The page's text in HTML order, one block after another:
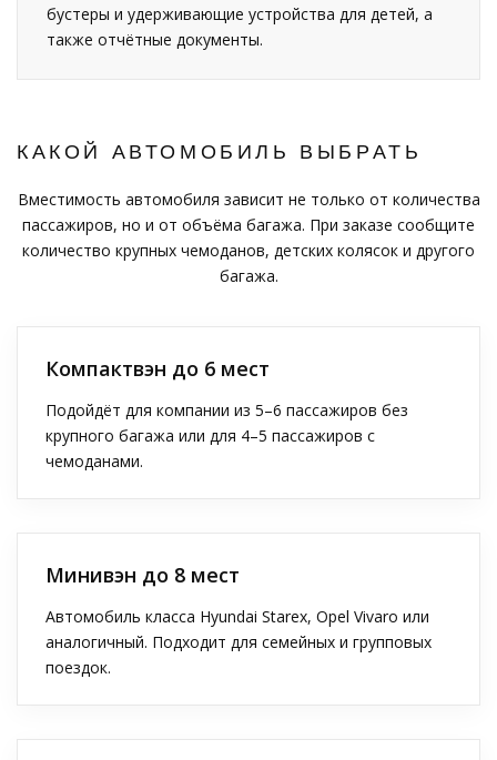
бустеры и удерживающие устройства для детей, а
также отчётные документы.
КАКОЙ АВТОМОБИЛЬ ВЫБРАТЬ
Вместимость автомобиля зависит не только от количества
пассажиров, но и от объёма багажа. При заказе сообщите
количество крупных чемоданов, детских колясок и другого
багажа.
Компактвэн до 6 мест
Подойдёт для компании из 5–6 пассажиров без
крупного багажа или для 4–5 пассажиров с
чемоданами.
Минивэн до 8 мест
Автомобиль класса Hyundai Starex, Opel Vivaro или
аналогичный. Подходит для семейных и групповых
поездок.